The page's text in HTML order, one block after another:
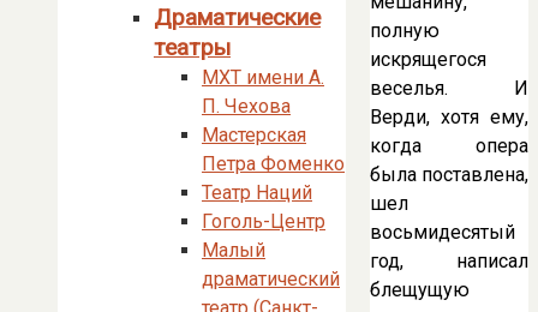
полную
искрящегося
веселья. И
Верди, хотя ему,
когда опера
была поставлена,
шел
восьмидесятый
год, написал
блещущую
Драматические
театры
МХТ имени А.
П. Чехова
Мастерская
Петра Фоменко
Театр Наций
Гоголь-Центр
Малый
драматический